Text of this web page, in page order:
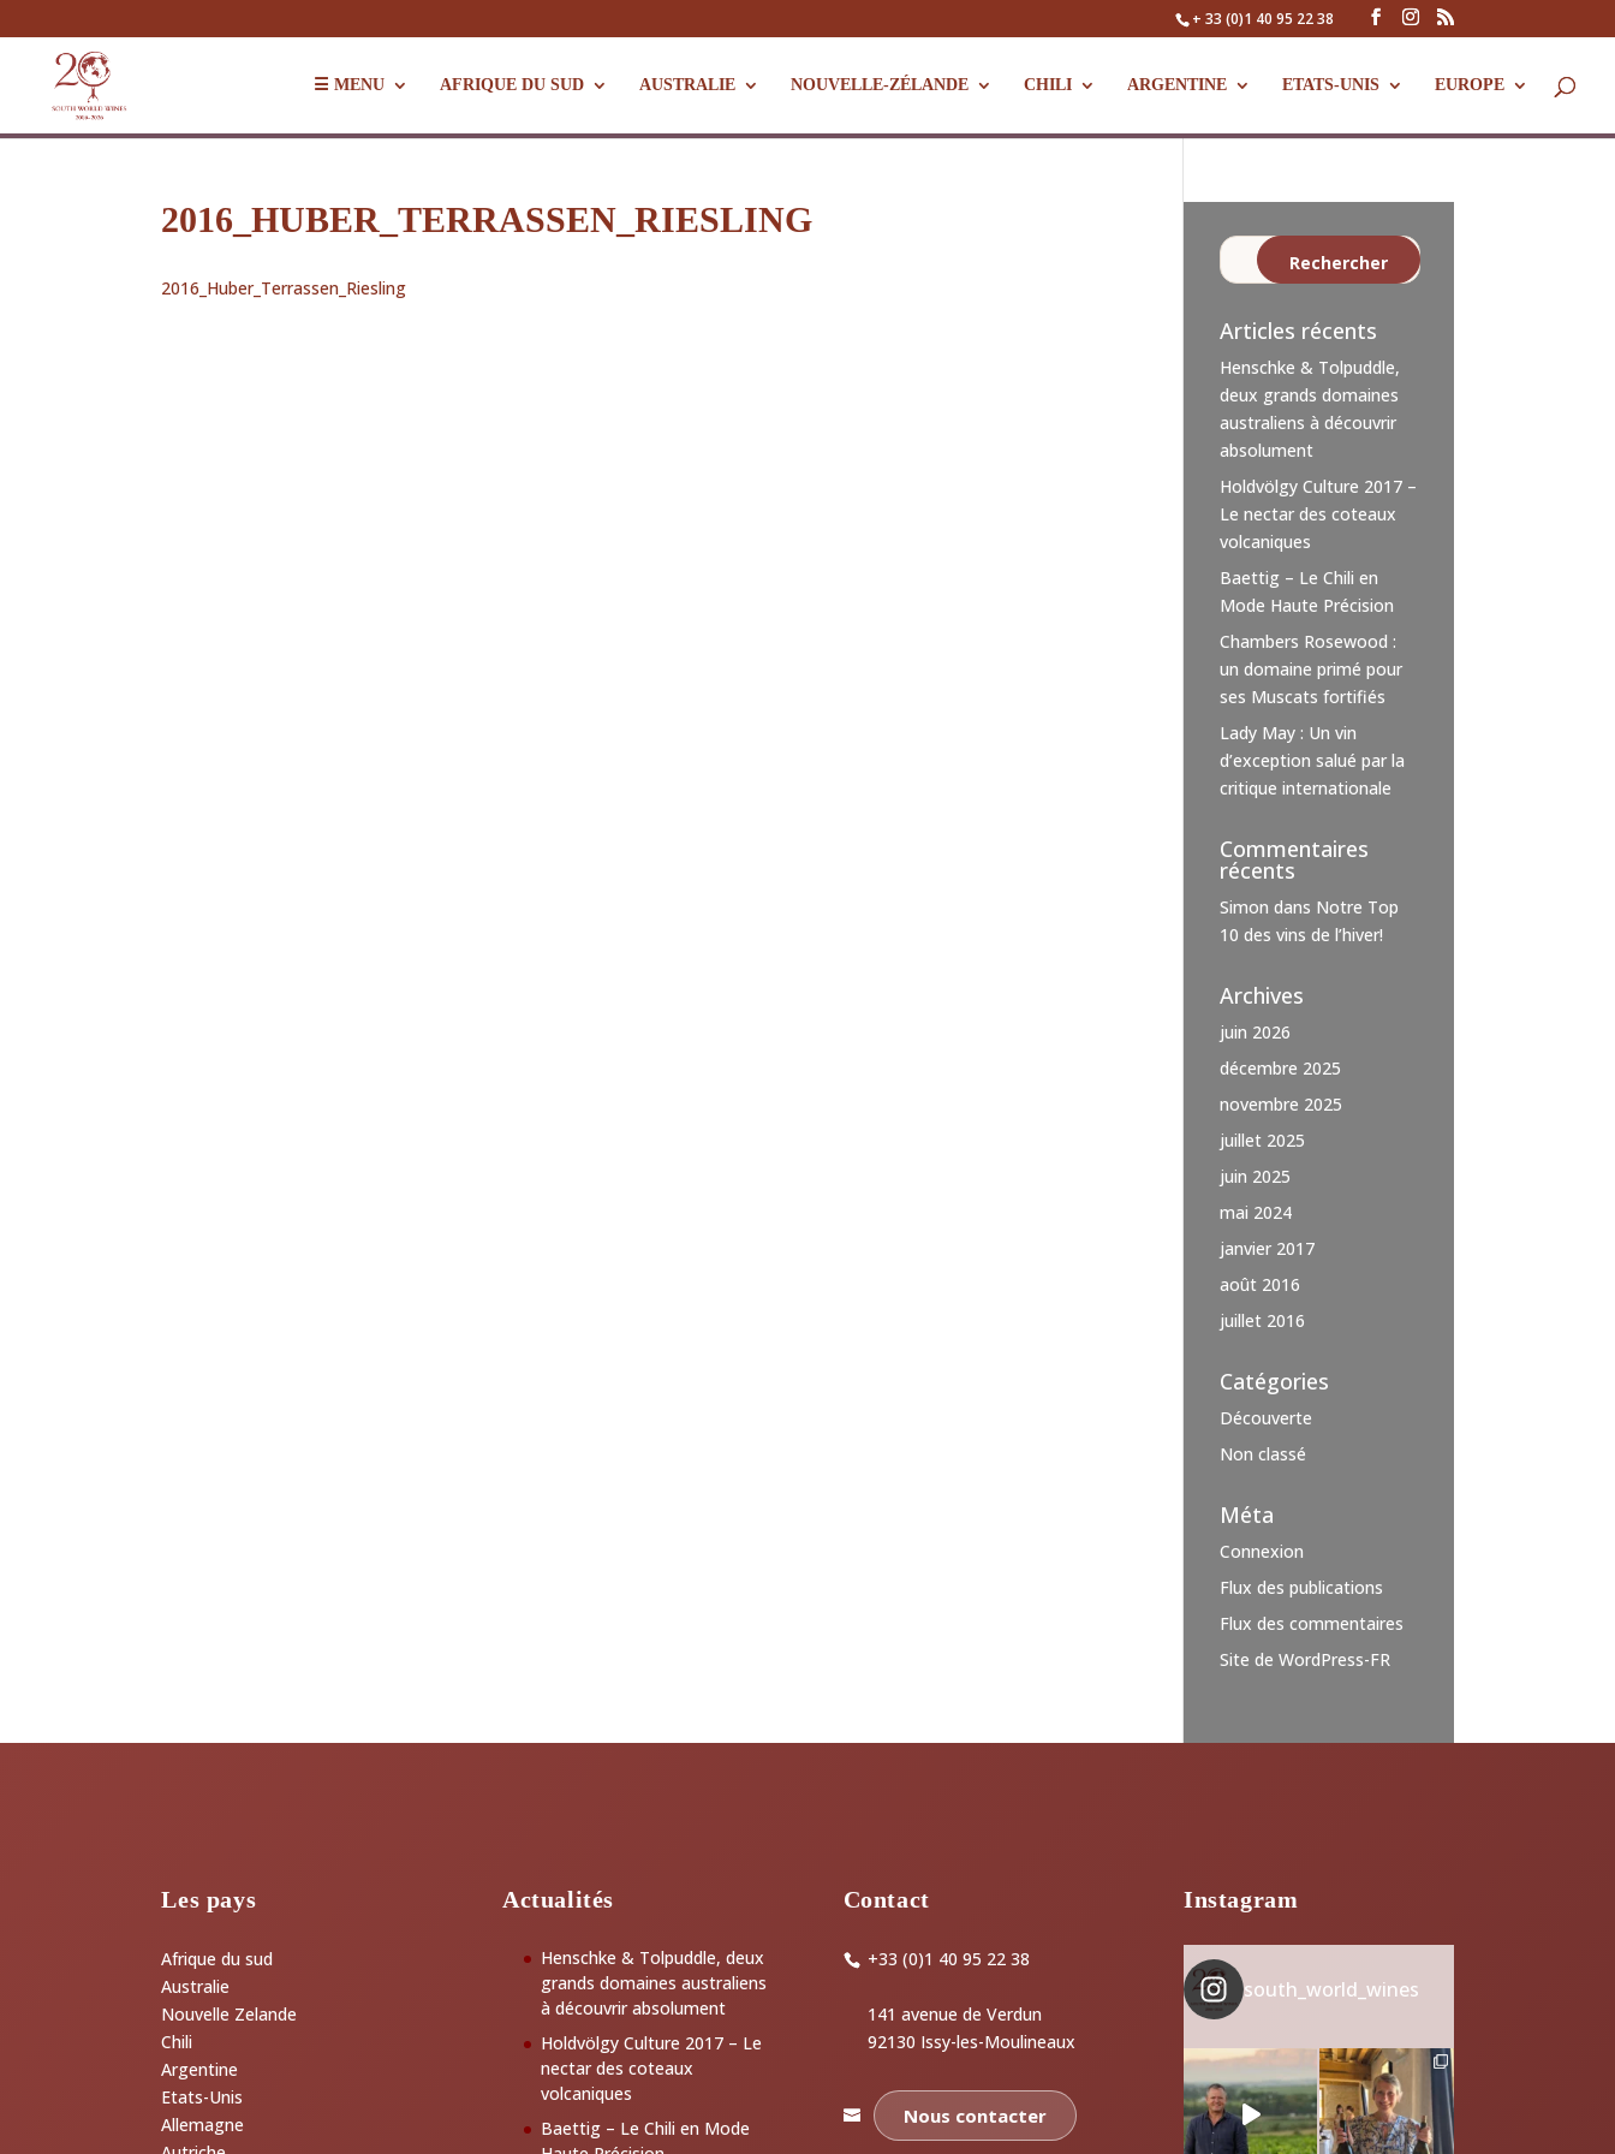
+ 33 (0)1 40 95 22 38
☰ MENU AFRIQUE DU SUD AUSTRALIE NOUVELLE-ZÉLANDE CHILI ARGENTINE ETATS-UNIS EUROPE
2016_HUBER_TERRASSEN_RIESLING
2016_Huber_Terrassen_Riesling
Articles récents
Henschke & Tolpuddle,
deux grands domaines
australiens à découvrir
absolument
Holdvölgy Culture 2017 –
Le nectar des coteaux
volcaniques
Baettig – Le Chili en
Mode Haute Précision
Chambers Rosewood :
un domaine primé pour
ses Muscats fortifiés
Lady May : Un vin
d’exception salué par la
critique internationale
Commentaires
récents
Simon dans Notre Top
10 des vins de l’hiver!
Archives
juin 2026
décembre 2025
novembre 2025
juillet 2025
juin 2025
mai 2024
janvier 2017
août 2016
juillet 2016
Catégories
Découverte
Non classé
Méta
Connexion
Flux des publications
Flux des commentaires
Site de WordPress-FR
Les pays
Afrique du sud
Australie
Nouvelle Zelande
Chili
Argentine
Etats-Unis
Allemagne
Actualités
Henschke & Tolpuddle, deux
grands domaines australiens
à découvrir absolument
Holdvölgy Culture 2017 – Le
nectar des coteaux
volcaniques
Baettig – Le Chili en Mode
Contact
+33 (0)1 40 95 22 38
141 avenue de Verdun
92130 Issy-les-Moulineaux
Nous contacter
Instagram
south_world_wines